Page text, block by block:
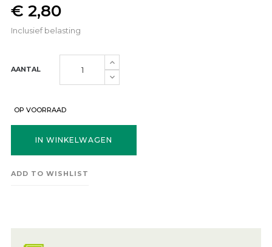
€ 2,80
Inclusief belasting
AANTAL
OP VOORRAAD
IN WINKELWAGEN
ADD TO WISHLIST